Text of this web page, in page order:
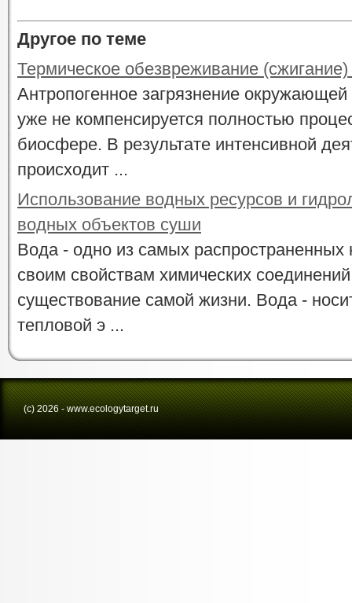
Другое по теме
Термическое обезвреживание
Антропогенное загрязнение
уже не компенсируется полностью
биосфере. В результате интенсивной
происходит ...
Использование водных ресурсов и
водных объектов суши
Вода - одно из самых
своим свойствам химических
существование самой жизни. Вода -
тепловой э ...
(с) 2026 - www.ecologytarget.ru